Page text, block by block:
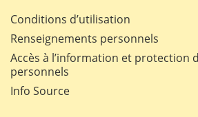
Conditions d’utilisation
Renseignements personnels
Accès à l’information et protection
personnels
Info Source